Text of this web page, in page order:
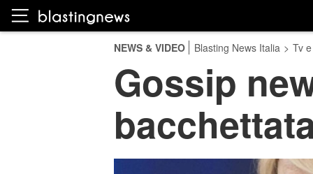
NEWS & VIDEO Blasting News Italia > Tv
Gossip